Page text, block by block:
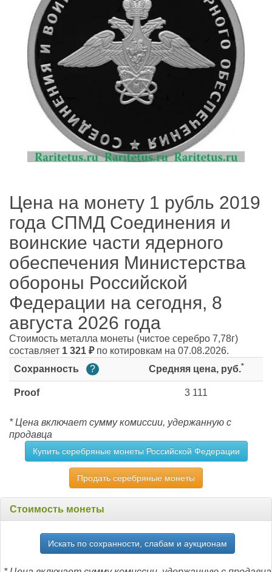
Цена на монету 1 рубль 2019
года СПМД Cоединения и
воинские части ядерного
обеспечения Министерства
обороны Российской
Федерации на сегодня, 8
августа 2026 года
Стоимость металла монеты (чистое серебро 7,78г)
составляет 1 321 ₽по котировкам на 07.08.2026.
Сохранность
? Средняя цена, руб.*
Proof 3 111
* Цена включает сумму комиссии, удержанную с
продавца
Купить серебряные монеты Российской Федерации
Продать серебряные монеты
Стоимость монеты
Искать по сохранности, слабам и аукционам